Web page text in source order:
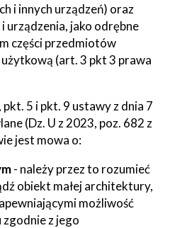
i innych urządzeń) oraz
urządzenia, jako odrębne
części przedmiotów
użytkową (art. 3 pkt 3 prawa
5 i pkt. 9 ustawy z dnia 7
(Dz. U z 2023, poz. 682 z
jest mowa o:
- należy przez to rozumieć
obiekt małej architektury,
możliwość
z jego